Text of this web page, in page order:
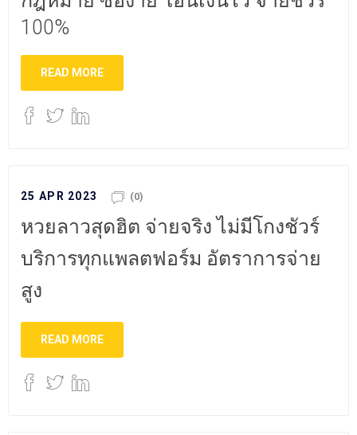
100%
READ MORE
25 APR 2023 (0)
หวยลาวสุดฮิต จ่ายจริง ไม่มีโกงชัวร์
บริการทุกแพลตฟอร์ม อัตราการจ่าย
สูง
READ MORE